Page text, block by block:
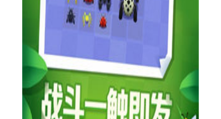
2. 提前规划好攻击和躲避的路线，避免被敌人围攻。
3. 合理使用道具，如加速可以快速通过障碍，护盾可以抵挡
一次攻击。
4. 观察对手的行动，抓住机会进行反击或躲避。
5. 在多人在线模式中，保持冷静，不要盲目追击或被追击。
【虫虫冲冲冲手游测评】